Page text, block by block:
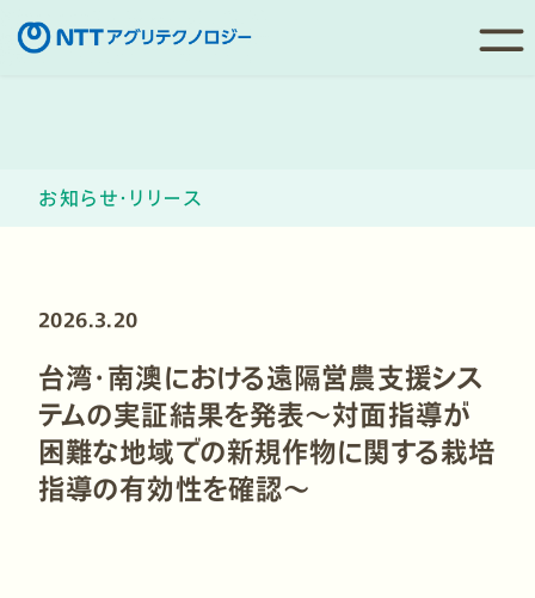
お知らせ・リリース
2026.3.20
台湾・南澳における遠隔営農支援シス
テムの実証結果を発表～対面指導が
困難な地域での新規作物に関する栽培
指導の有効性を確認～